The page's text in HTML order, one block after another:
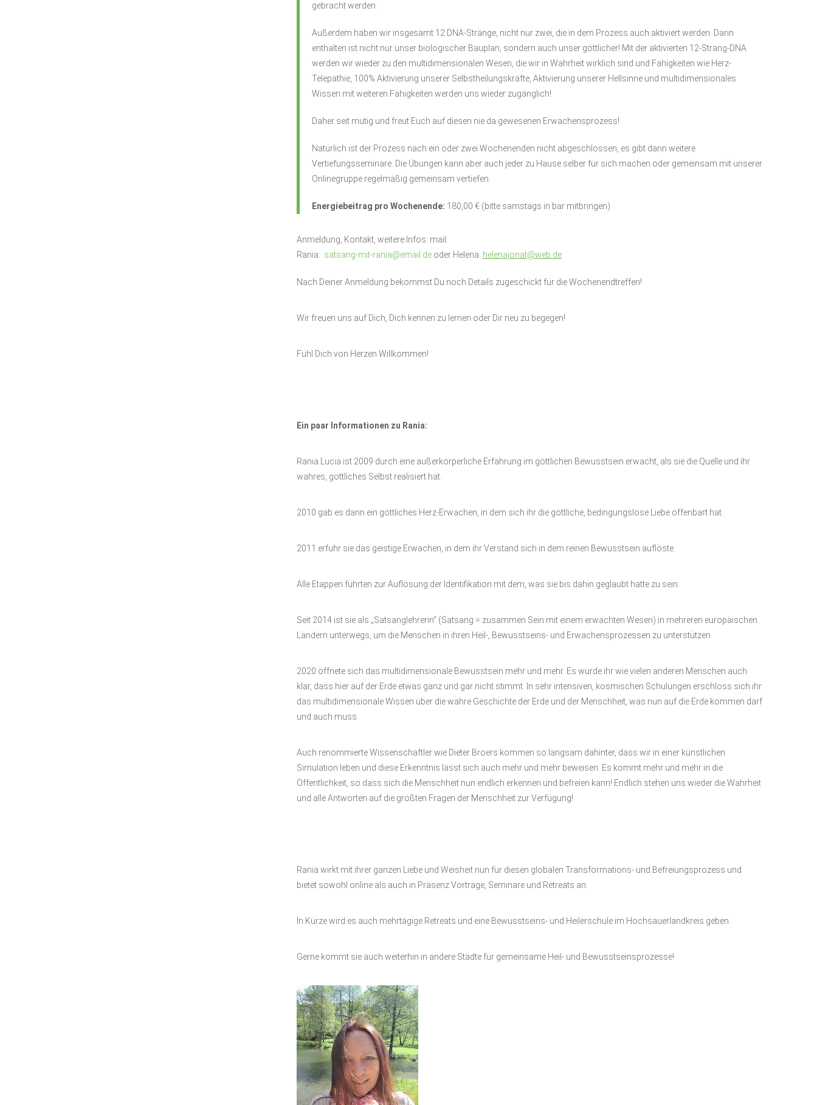
gebracht werden.
Außerdem haben wir insgesamt 12 DNA-Stränge, nicht nur zwei, die in dem Prozess auch aktiviert werden. Darin
enthalten ist nicht nur unser biologischer Bauplan, sondern auch unser göttlicher! Mit der aktivierten 12-Strang-DNA
werden wir wieder zu den multidimensionalen Wesen, die wir in Wahrheit wirklich sind und Fähigkeiten wie Herz-
Telepathie, 100% Aktivierung unserer Selbstheilungskräfte, Aktivierung unserer Hellsinne und multidimensionales
Wissen mit weiteren Fähigkeiten werden uns wieder zugänglich!
Daher seit mutig und freut Euch auf diesen nie da gewesenen Erwachensprozess!
Natürlich ist der Prozess nach ein oder zwei Wochenenden nicht abgeschlossen, es gibt dann weitere
Vertiefungsseminare. Die Übungen kann aber auch jeder zu Hause selber für sich machen oder gemeinsam mit unserer
Onlinegruppe regelmäßig gemeinsam vertiefen.
Energiebeitrag pro Wochenende: 180,00 € (bitte samstags in bar mitbringen)
Anmeldung, Kontakt, weitere Infos: mail:
Rania: satsang-mit-rania@email.deoder Helena: helenajonat@web.de
Nach Deiner Anmeldung bekommst Du noch Details zugeschickt für die Wochenendtreffen!
Wir freuen uns auf Dich, Dich kennen zu lernen oder Dir neu zu begegen!
Fühl Dich von Herzen Willkommen!
Ein paar Informationen zu Rania:
Rania Lucia ist 2009 durch eine außerkörperliche Erfahrung im göttlichen Bewusstsein erwacht, als sie die Quelle und ihr
wahres, göttliches Selbst realisiert hat.
2010 gab es dann ein göttliches Herz-Erwachen, in dem sich ihr die göttliche, bedingungslose Liebe offenbart hat.
2011 erfuhr sie das geistige Erwachen, in dem ihr Verstand sich in dem reinen Bewusstsein auflöste.
Alle Etappen führten zur Auflösung der Identifikation mit dem, was sie bis dahin geglaubt hatte zu sein.
Seit 2014 ist sie als „Satsanglehrerin“ (Satsang = zusammen Sein mit einem erwachten Wesen) in mehreren europäischen
Ländern unterwegs, um die Menschen in ihren Heil-, Bewusstseins- und Erwachensprozessen zu unterstützen
2020 öffnete sich das multidimensionale Bewusstsein mehr und mehr. Es wurde ihr wie vielen anderen Menschen auch
klar, dass hier auf der Erde etwas ganz und gar nicht stimmt. In sehr intensiven, kosmischen Schulungen erschloss sich ihr
das multidimensionale Wissen über die wahre Geschichte der Erde und der Menschheit, was nun auf die Erde kommen darf
und auch muss.
Auch renommierte Wissenschaftler wie Dieter Broers kommen so langsam dahinter, dass wir in einer künstlichen
Simulation leben und diese Erkenntnis lässt sich auch mehr und mehr beweisen. Es kommt mehr und mehr in die
Öffentlichkeit, so dass sich die Menschheit nun endlich erkennen und befreien kann! Endlich stehen uns wieder die Wahrheit
und alle Antworten auf die größten Fragen der Menschheit zur Verfügung!
Rania wirkt mit ihrer ganzen Liebe und Weisheit nun für diesen globalen Transformations- und Befreiungsprozess und
bietet sowohl online als auch in Präsenz Vorträge, Seminare und Retreats an.
In Kürze wird es auch mehrtägige Retreats und eine Bewusstseins- und Heilerschule im Hochsauerlandkreis geben.
Gerne kommt sie auch weiterhin in andere Städte für gemeinsame Heil- und Bewusstseinsprozesse!